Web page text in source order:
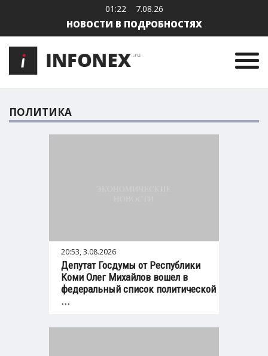
01:22 7.08.26
НОВОСТИ В ПОДРОБНОСТЯХ
ПОЛИТИКА
20:53, 3.08.2026
Депутат Госдумы от Республики
Коми Олег Михайлов вошел в
федеральный список политической
...